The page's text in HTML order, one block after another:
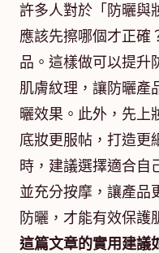
許多人對於「防曬與
應該先擦哪個才正確
品。這樣做可以提升
肌膚紋理，讓防曬產
曬效果。此外，先上
底妝更服帖，打造更
時，建議選擇適合自
並充分按摩，讓產品
防曬，才能有效保護
這篇文章的實用建議